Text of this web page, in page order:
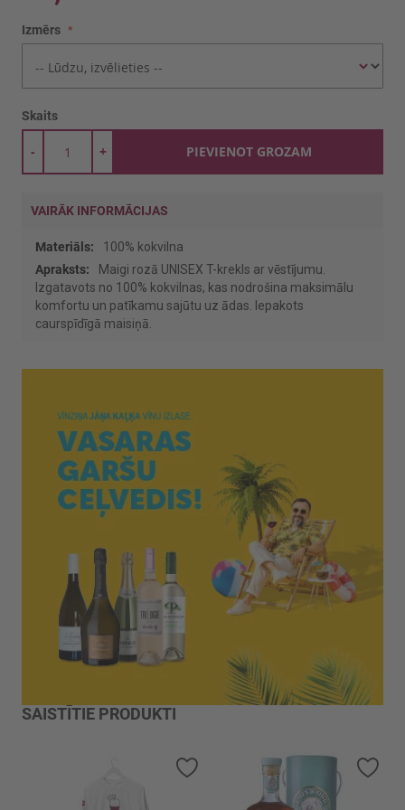
Izmērs
Skaits
+
- PIEVIENOT GROZAM
VAIRĀK INFORMĀCIJAS
Vairāk
informācijas
100% kokvilna
Maigi rozā UNISEX T-krekls ar vēstījumu.
Izgatavots no 100% kokvilnas, kas nodrošina maksimālu
komfortu un patīkamu sajūtu uz ādas. Iepakots
caurspīdīgā maisiņā.
SAISTĪTIE PRODUKTI
Pievienot vēlmju sarakstam